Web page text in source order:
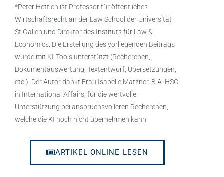
*Peter Hettich ist Professor für öffentliches
Wirtschaftsrecht an der Law School der Universität
St.Gallen und Direktor des Instituts für Law &
Economics. Die Erstellung des vorliegenden Beitrags
wurde mit KI-Tools unterstützt (Recherchen,
Dokumentauswertung, Textentwurf, Übersetzungen,
etc.). Der Autor dankt Frau Isabelle Matzner, B.A. HSG
in International Affairs, für die wertvolle
Unterstützung bei anspruchsvolleren Recherchen,
welche die KI noch nicht übernehmen kann.
ARTIKEL ONLINE LESEN